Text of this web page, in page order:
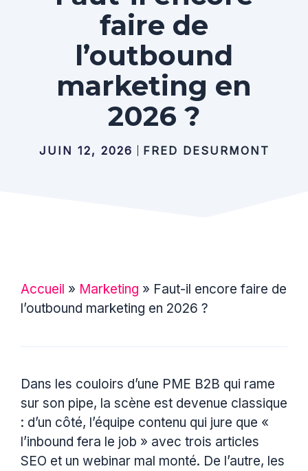
faire de
l’outbound
marketing en
2026 ?
JUIN 12, 2026 FRED DESURMONT
Accueil » Marketing » Faut-il encore faire de
l’outbound marketing en 2026 ?
Dans les couloirs d’une PME B2B qui rame
sur son pipe, la scène est devenue classique
: d’un côté, l’équipe contenu qui jure que «
l’inbound fera le job » avec trois articles
SEO et un webinar mal monté. De l’autre, les